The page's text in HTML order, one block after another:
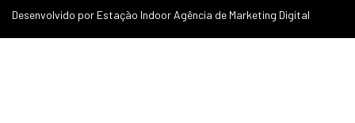
Desenvolvido por Estação Indoor Agência de Marketing Digital